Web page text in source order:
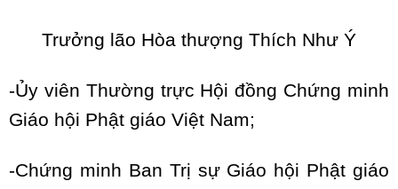
Trưởng lão Hòa thượng Thích Như Ý
-Ủy viên Thường trực Hội đồng Chứng minh
Giáo hội Phật giáo Việt Nam;
-Chứng minh Ban Trị sự Giáo hội Phật giáo